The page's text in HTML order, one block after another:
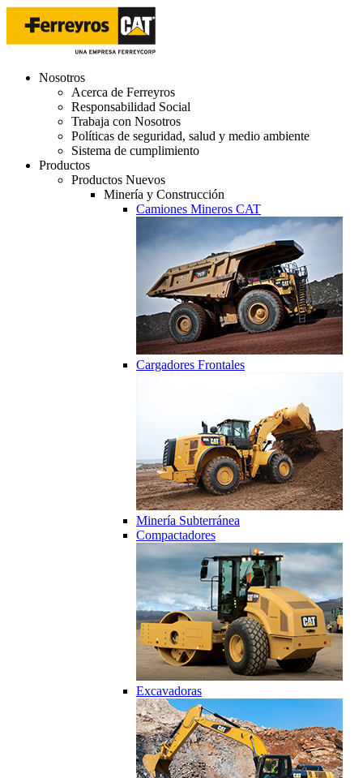
Nosotros
Acerca de Ferreyros
Responsabilidad Social
Trabaja con Nosotros
Políticas de seguridad, salud y medio ambiente
Sistema de cumplimiento
Productos
Productos Nuevos
Minería y Construcción
Camiones Mineros CAT
Cargadores Frontales
Minería Subterránea
Compactadores
Excavadoras